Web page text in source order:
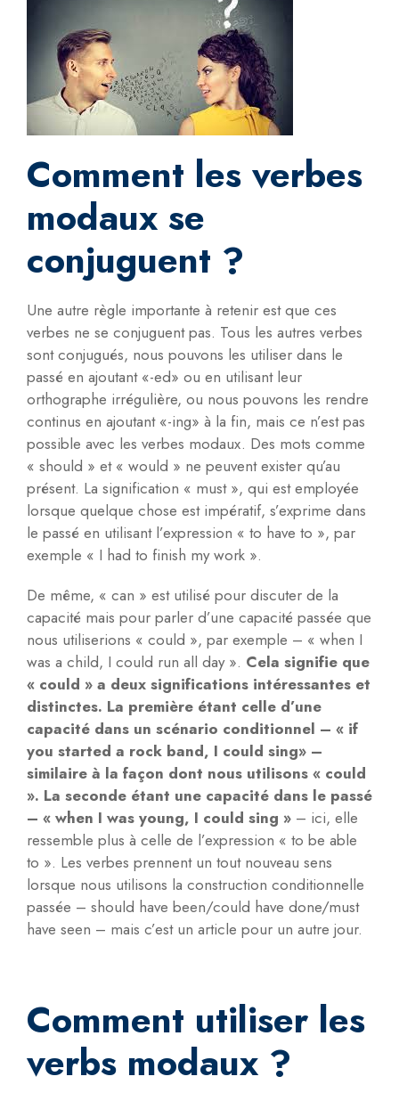
Comment les verbes
modaux se
conjuguent ?
Une autre règle importante à retenir est que ces
verbes ne se conjuguent pas. Tous les autres verbes
sont conjugués, nous pouvons les utiliser dans le
passé en ajoutant «-ed» ou en utilisant leur
orthographe irrégulière, ou nous pouvons les rendre
continus en ajoutant «-ing» à la fin, mais ce n’est pas
possible avec les verbes modaux. Des mots comme
« should » et « would » ne peuvent exister qu’au
présent. La signification « must », qui est employée
lorsque quelque chose est impératif, s’exprime dans
le passé en utilisant l’expression « to have to », par
exemple « I had to finish my work ».
De même, « can » est utilisé pour discuter de la
capacité mais pour parler d’une capacité passée que
nous utiliserions « could », par exemple – « when I
was a child, I could run all day ». Cela signifie que
« could » a deux significations intéressantes et
distinctes. La première étant celle d’une
capacité dans un scénario conditionnel – « if
you started a rock band, I could sing» –
similaire à la façon dont nous utilisons « could
». La seconde étant une capacité dans le passé
– « when I was young, I could sing » – ici, elle
ressemble plus à celle de l’expression « to be able
to ». Les verbes prennent un tout nouveau sens
lorsque nous utilisons la construction conditionnelle
passée – should have been/could have done/must
have seen – mais c’est un article pour un autre jour.
Comment utiliser les
verbs modaux ?